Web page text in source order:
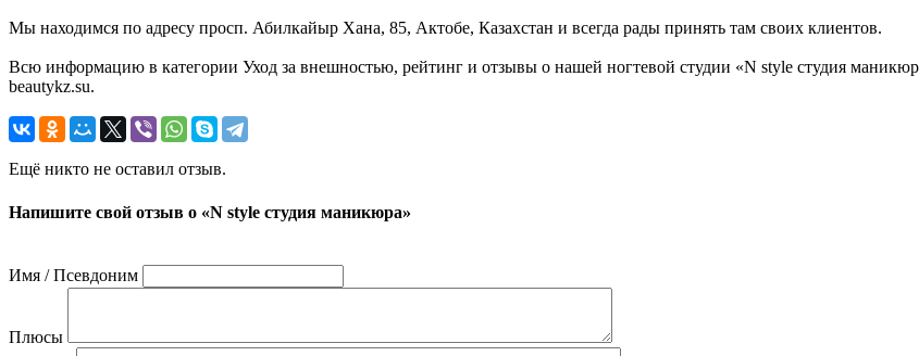
Мы находимся по адресу просп. Абилкайыр Хана, 85, Актобе, Казахстан и всегда рады принять там своих клиентов.
Всю информацию в категории Уход за внешностью, рейтинг и отзывы о нашей ногтевой студии «N style студия
beautykz.su.
Ещё никто не оставил отзыв.
Напишите свой отзыв о «N style студия маникюра»
Имя / Псевдоним
Плюсы